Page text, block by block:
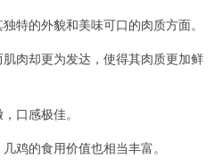
的外貌和美味可口的肉质方面。
肉却更为发达，使得其肉质更加鲜
口感极佳。
的食用价值也相当丰富。